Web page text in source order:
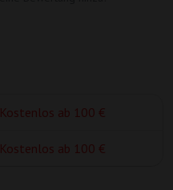
Kostenlos ab 100 €
Kostenlos ab 100 €